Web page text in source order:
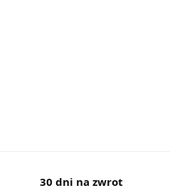
30 dni na zwrot